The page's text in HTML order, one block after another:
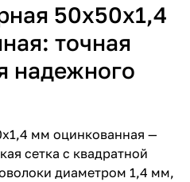
50х50х1,4
точная
надежного
мм оцинкованная —
сетка с квадратной
диаметром 1,4 мм,